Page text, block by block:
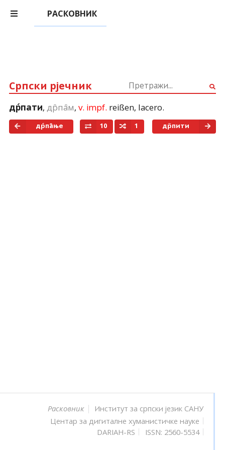
РАСКОВНИК
Српски рјечник
др́пати,др̑па̑м,v. impf. reißen, lacero.
др́па̑ње 10 1 др̏пити
Расковник
Институт за српски језик САНУ
Центар за дигиталне хуманистичке науке
DARIAH-RS
ISSN: 2560-5534